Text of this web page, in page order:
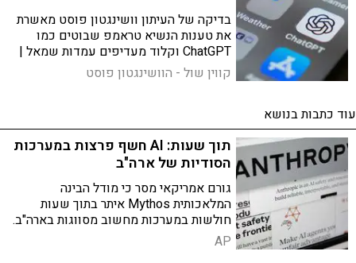
בדיקה של העיתון וושינגטון פוסט מאשרת
את טענות הנשיא טראמפ שבוטים כמו
ChatGPT וקלוד מעדיפים עמדות שמאל |
יוצא הדופן היחיד: ג'מיני, שכמעט תמיד
השיב באופן נייטרלי
קווין שול - הוושינגטון פוסט
עוד כתבות בנושא
תוך שעות: AI חשף פרצות במערכות
הסודיות של ארה"ב
גורם אמריקאי מסר כי מודל הבינה
המלאכותית Mythos איתר בתוך שעות
חולשות במערכות מחשוב מסווגות בארה"ב.
המודל לא פרץ למערכות, אך יכולותיו
מעוררות דאגה
AP